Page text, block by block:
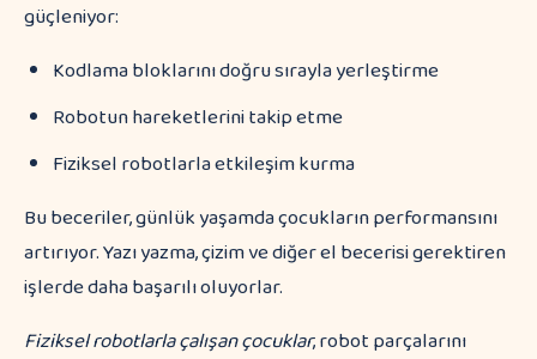
güçleniyor:
Kodlama bloklarını doğru sırayla yerleştirme
Robotun hareketlerini takip etme
Fiziksel robotlarla etkileşim kurma
Bu beceriler, günlük yaşamda çocukların performansını
artırıyor. Yazı yazma, çizim ve diğer el becerisi gerektiren
işlerde daha başarılı oluyorlar.
Fiziksel robotlarla çalışan çocuklar, robot parçalarını